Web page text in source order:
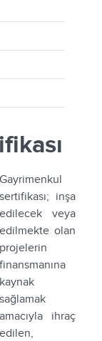
Gayrimenkul
sertifikası; inşa
edilecek veya
edilmekte olan
projelerin
finansmanına
kaynak
sağlamak
amacıyla ihraç
edilen,